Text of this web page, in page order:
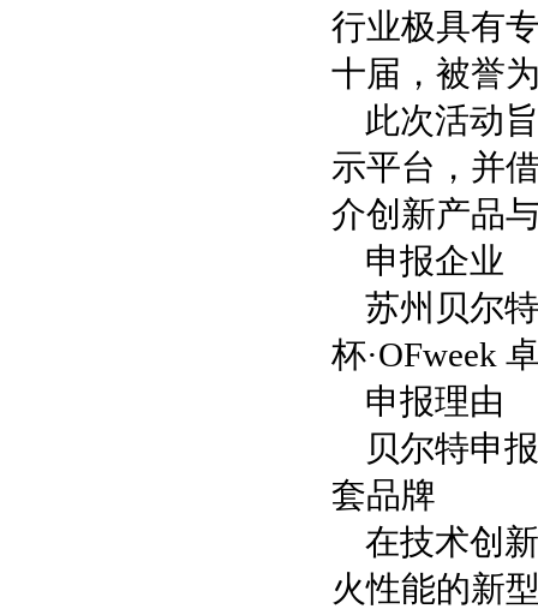
行业极具有
十届，被誉
此次活动
示平台，并
介创新产品
申报企业
苏州贝尔
杯·OFweek
申报理由
贝尔特申
套品牌
在技术创
火性能的新